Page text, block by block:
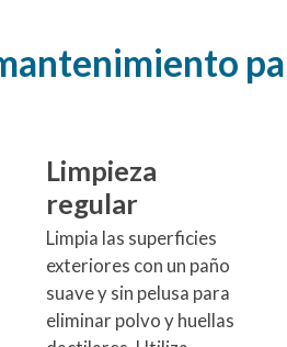
Limpieza
regular
Limpia las superficies
exteriores con un paño
suave y sin pelusa para
eliminar polvo y huellas